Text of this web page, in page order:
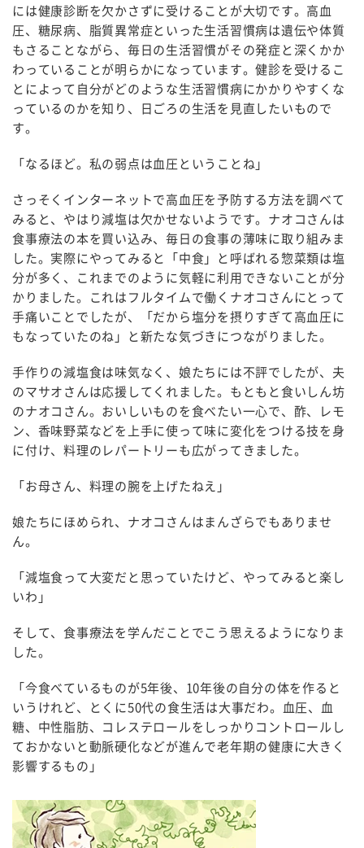
には健康診断を欠かさずに受けることが大切です。高血
圧、糖尿病、脂質異常症といった生活習慣病は遺伝や体質
もさることながら、毎日の生活習慣がその発症と深くかか
わっていることが明らかになっています。健診を受けるこ
とによって自分がどのような生活習慣病にかかりやすくな
っているのかを知り、日ごろの生活を見直したいもので
す。
「なるほど。私の弱点は血圧ということね」
さっそくインターネットで高血圧を予防する方法を調べて
みると、やはり減塩は欠かせないようです。ナオコさんは
食事療法の本を買い込み、毎日の食事の薄味に取り組みま
した。実際にやってみると「中食」と呼ばれる惣菜類は塩
分が多く、これまでのように気軽に利用できないことが分
かりました。これはフルタイムで働くナオコさんにとって
手痛いことでしたが、「だから塩分を摂りすぎて高血圧に
もなっていたのね」と新たな気づきにつながりました。
手作りの減塩食は味気なく、娘たちには不評でしたが、夫
のマサオさんは応援してくれました。もともと食いしん坊
のナオコさん。おいしいものを食べたい一心で、酢、レモ
ン、香味野菜などを上手に使って味に変化をつける技を身
に付け、料理のレパートリーも広がってきました。
「お母さん、料理の腕を上げたねえ」
娘たちにほめられ、ナオコさんはまんざらでもありませ
ん。
「減塩食って大変だと思っていたけど、やってみると楽し
いわ」
そして、食事療法を学んだことでこう思えるようになりま
した。
「今食べているものが5年後、10年後の自分の体を作ると
いうけれど、とくに50代の食生活は大事だわ。血圧、血
糖、中性脂肪、コレステロールをしっかりコントロールし
ておかないと動脈硬化などが進んで老年期の健康に大きく
影響するもの」